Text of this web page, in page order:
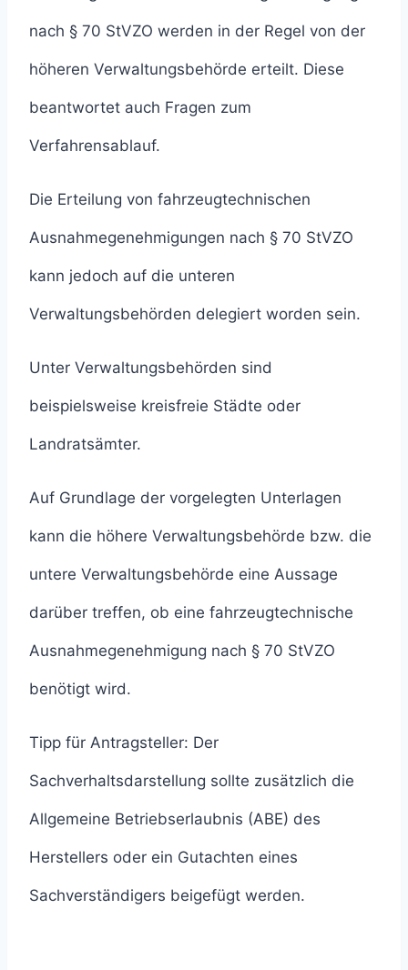
nach § 70 StVZO werden in der Regel von der
höheren Verwaltungsbehörde erteilt. Diese
beantwortet auch Fragen zum
Verfahrensablauf.
Die Erteilung von fahrzeugtechnischen
Ausnahmegenehmigungen nach § 70 StVZO
kann jedoch auf die unteren
Verwaltungsbehörden delegiert worden sein.
Unter Verwaltungsbehörden sind
beispielsweise kreisfreie Städte oder
Landratsämter.
Auf Grundlage der vorgelegten Unterlagen
kann die höhere Verwaltungsbehörde bzw. die
untere Verwaltungsbehörde eine Aussage
darüber treffen, ob eine fahrzeugtechnische
Ausnahmegenehmigung nach § 70 StVZO
benötigt wird.
Tipp für Antragsteller: Der
Sachverhaltsdarstellung sollte zusätzlich die
Allgemeine Betriebserlaubnis (ABE) des
Herstellers oder ein Gutachten eines
Sachverständigers beigefügt werden.